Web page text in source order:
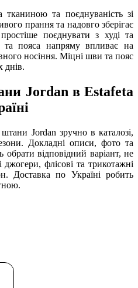
тканиною та поєднуваність зі
прання та надовго зберігає
поєднувати з худі та
та пояса напряму впливає на
носіння. Міцні шви та пояс
днів.
Jordan в Estafeta
Jordan зручно в каталозі,
Докладні описи, фото та
обрати відповідний варіант, не
флісові та трикотажні
Доставка по Україні робить